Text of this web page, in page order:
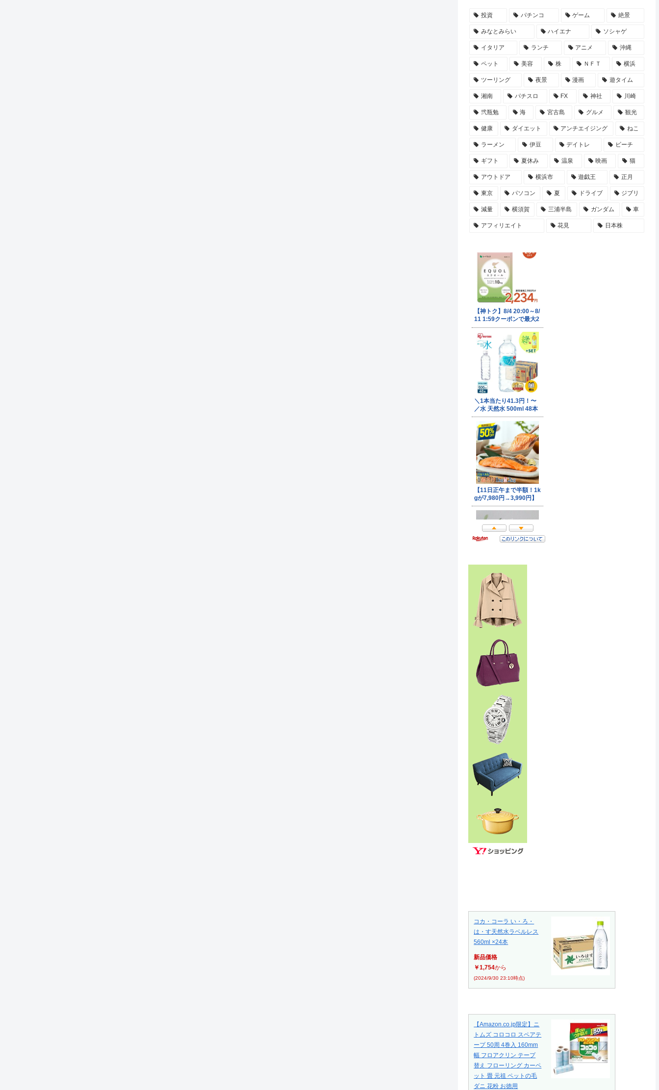
投資 パチンコ ゲーム 絶景
みなとみらい ハイエナ ソシャゲ
イタリア ランチ アニメ 沖縄
ペット 美容 株 ＮＦＴ 横浜
ツーリング 夜景 漫画 遊タイム
湘南 パチスロ FX 神社 川崎
弐瓶勉 海 宮古島 グルメ 観光
健康 ダイエット アンチエイジング ねこ
ラーメン 伊豆 デイトレ ビーチ
ギフト 夏休み 温泉 映画 猫
アウトドア 横浜市 遊戯王 正月
東京 パソコン 夏 ドライブ ジブリ
減量 横須賀 三浦半島 ガンダム 車
アフィリエイト 花見 日本株
コカ・コーラ い・ろ・
は・す天然水ラベルレス
560ml ×24本
新品価格
￥1,754から
(2024/9/30 23:10時点)
【Amazon.co.jp限定】ニ
トムズ コロコロ スペアテ
ープ 50周 4巻入 160mm
幅 フロアクリン テープ
替え フローリング カーペ
ット 畳 元祖 ペットの毛
ダニ 花粉 お徳用